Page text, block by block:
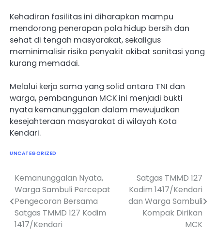
Kehadiran fasilitas ini diharapkan mampu
mendorong penerapan pola hidup bersih dan
sehat di tengah masyarakat, sekaligus
meminimalisir risiko penyakit akibat sanitasi yang
kurang memadai.
Melalui kerja sama yang solid antara TNI dan
warga, pembangunan MCK ini menjadi bukti
nyata kemanunggalan dalam mewujudkan
kesejahteraan masyarakat di wilayah Kota
Kendari.
UNCATEGORIZED
Navigasi
pos
Kemanunggalan Nyata,
Warga Sambuli Percepat
Pengecoran Bersama
Satgas TMMD 127 Kodim
1417/Kendari
Satgas TMMD 127
Kodim 1417/Kendari
dan Warga Sambuli
Kompak Dirikan
MCK